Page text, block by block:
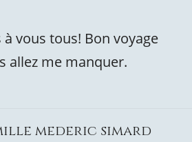
vous tous! Bon voyage
allez me manquer.
mederic simard